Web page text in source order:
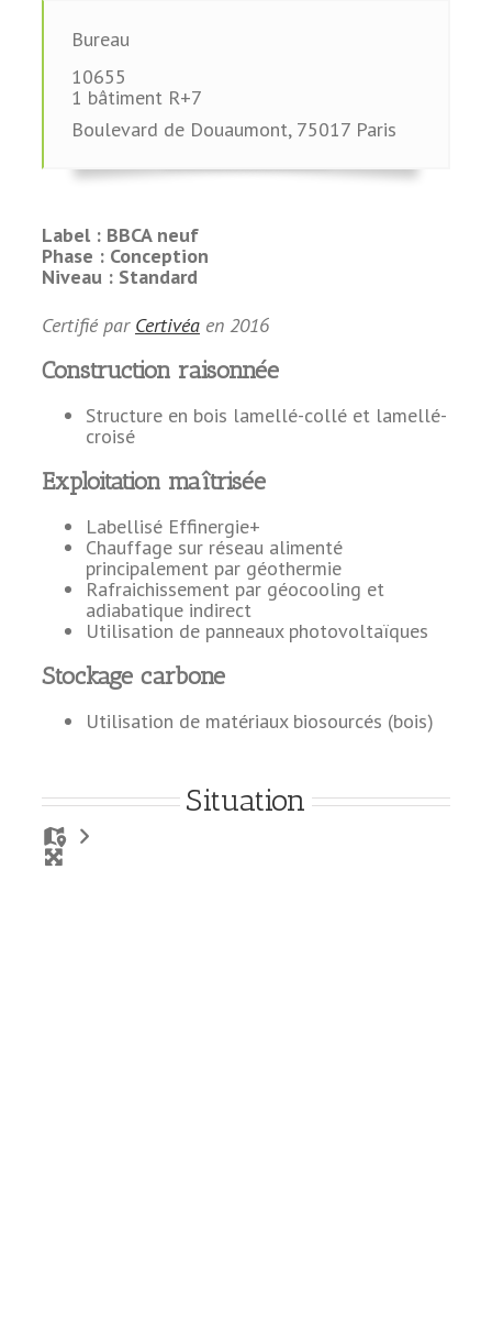
Bureau
10655
1 bâtiment R+7
Boulevard de Douaumont, 75017 Paris
Label : BBCA neuf
Phase : Conception
Niveau : Standard
Certifié par Certivéaen 2016
Construction raisonnée
Structure en bois lamellé-collé et lamellé-
croisé
Exploitation maîtrisée
Labellisé Effinergie+
Chauffage sur réseau alimenté
principalement par géothermie
Rafraichissement par géocooling et
adiabatique indirect
Utilisation de panneaux photovoltaïques
Stockage carbone
Utilisation de matériaux biosourcés (bois)
Situation